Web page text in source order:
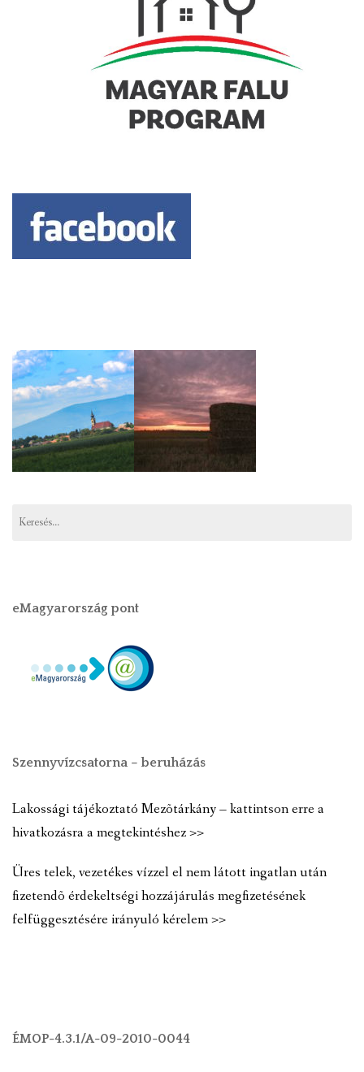
eMagyarország pont
Szennyvízcsatorna – beruházás
Lakossági tájékoztató Mezõtárkány – kattintson erre a
hivatkozásra a megtekintéshez >>
Üres telek, vezetékes vízzel el nem látott ingatlan után
fizetendõ érdekeltségi hozzájárulás megfizetésének
felfüggesztésére irányuló kérelem >>
ÉMOP-4.3.1/A-09-2010-0044